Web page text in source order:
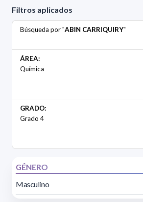
Filtros aplicados
Búsqueda por "ABIN CARRIQUIRY"
ÁREA:
Química
GRADO:
Grado 4
GÉNERO
Masculino